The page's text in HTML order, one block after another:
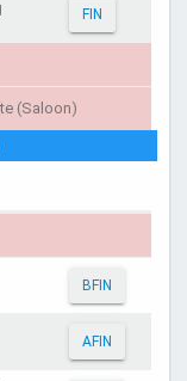
FIN
(Saloon)
BFIN
AFIN